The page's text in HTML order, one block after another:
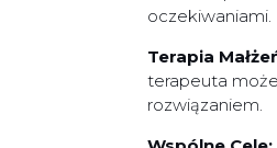
oczekiwaniami.
Terapia
terapeuta
rozwiązaniem.